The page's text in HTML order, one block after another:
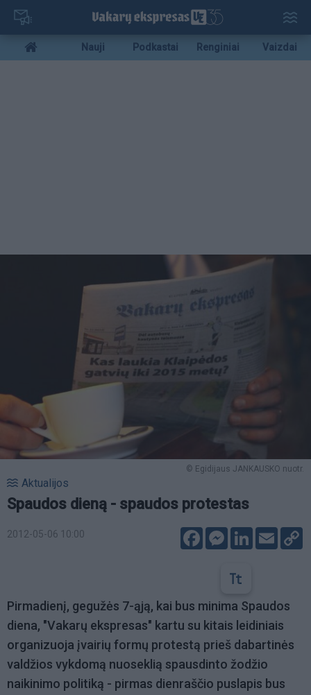
Pereiti
pagrindinį
turinį
Mobile
menu
Nauji Podkastai Renginiai Vaizdai
© Egidijaus JANKAUSKO nuotr.
Aktualijos
Spaudos dieną - spaudos protestas
2012-05-06 10:00 FacebookMessenger
LinkedIn
Email
Pirmadienį, gegužės 7-ąją, kai bus minima Spaudos
diena, "Vakarų ekspresas" kartu su kitais leidiniais
organizuoja įvairių formų protestą prieš dabartinės
valdžios vykdomą nuoseklią spausdinto žodžio
naikinimo politiką - pirmas dienraščio puslapis bus